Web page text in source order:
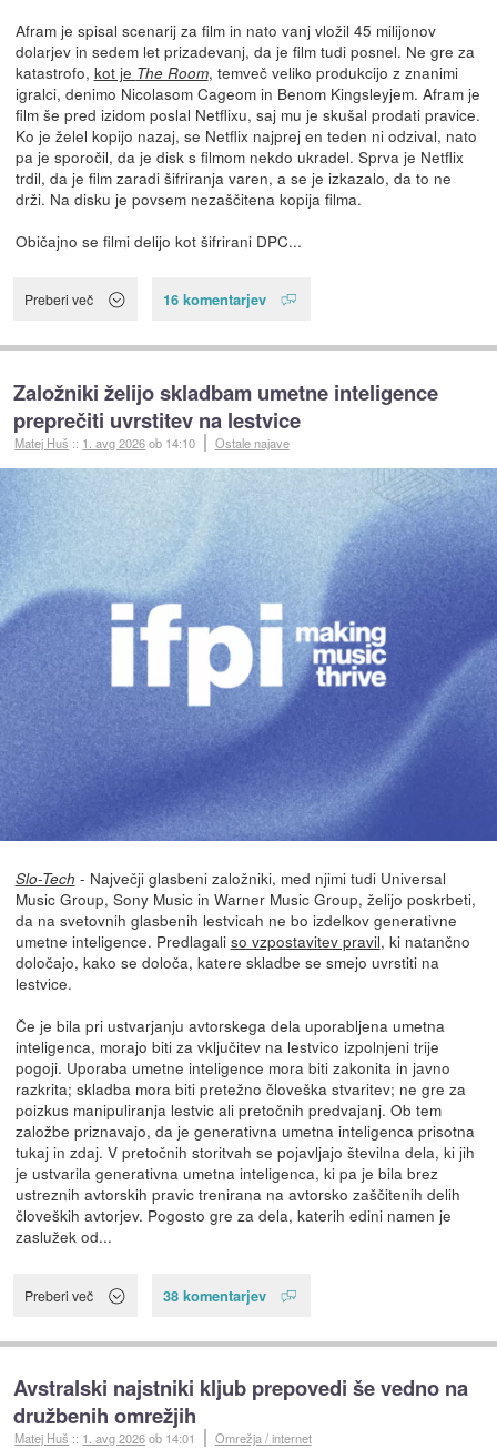
Afram je spisal scenarij za film in nato vanj vložil 45 milijonov
dolarjev in sedem let prizadevanj, da je film tudi posnel. Ne gre za
katastrofo, kot je The Room, temveč veliko produkcijo z znanimi
igralci, denimo Nicolasom Cageom in Benom Kingsleyjem. Afram je
film še pred izidom poslal Netflixu, saj mu je skušal prodati pravice.
Ko je želel kopijo nazaj, se Netflix najprej en teden ni odzival, nato
pa je sporočil, da je disk s filmom nekdo ukradel. Sprva je Netflix
trdil, da je film zaradi šifriranja varen, a se je izkazalo, da to ne
drži. Na disku je povsem nezaščitena kopija filma.
Običajno se filmi delijo kot šifrirani DPC...
Preberi več 16 komentarjev
Založniki želijo skladbam umetne inteligence
preprečiti uvrstitev na lestvice
Matej Huš :: 1. avg 2026ob 14:10 Ostale najave
Slo-Tech - Največji glasbeni založniki, med njimi tudi Universal
Music Group, Sony Music in Warner Music Group, želijo poskrbeti,
da na svetovnih glasbenih lestvicah ne bo izdelkov generativne
umetne inteligence. Predlagali so vzpostavitev pravil, ki natančno
določajo, kako se določa, katere skladbe se smejo uvrstiti na
lestvice.
Če je bila pri ustvarjanju avtorskega dela uporabljena umetna
inteligenca, morajo biti za vključitev na lestvico izpolnjeni trije
pogoji. Uporaba umetne inteligence mora biti zakonita in javno
razkrita; skladba mora biti pretežno človeška stvaritev; ne gre za
poizkus manipuliranja lestvic ali pretočnih predvajanj. Ob tem
založbe priznavajo, da je generativna umetna inteligenca prisotna
tukaj in zdaj. V pretočnih storitvah se pojavljajo številna dela, ki jih
je ustvarila generativna umetna inteligenca, ki pa je bila brez
ustreznih avtorskih pravic trenirana na avtorsko zaščitenih delih
človeških avtorjev. Pogosto gre za dela, katerih edini namen je
zaslužek od...
Preberi več 38 komentarjev
Avstralski najstniki kljub prepovedi še vedno na
družbenih omrežjih
Matej Huš :: 1. avg 2026ob 14:01 Omrežja / internet